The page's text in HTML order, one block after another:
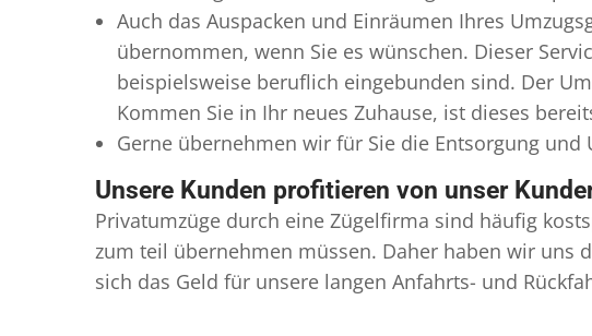
Auch das Auspacken und Einräumen Ihres
übernommen, wenn Sie es wünschen. Dieser
beispielsweise beruflich eingebunden sind. Der
Kommen Sie in Ihr neues Zuhause, ist dieses
Gerne übernehmen wir für Sie die Entsorgung und
Unsere Kunden profitieren von unser
Privatumzüge durch eine Zügelfirma sind häufig
zum teil übernehmen müssen. Daher haben wir uns
sich das Geld für unsere langen Anfahrts- und